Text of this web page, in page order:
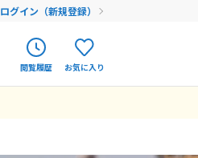
ログイン（新規登録）
閲覧履歴 お気に入り